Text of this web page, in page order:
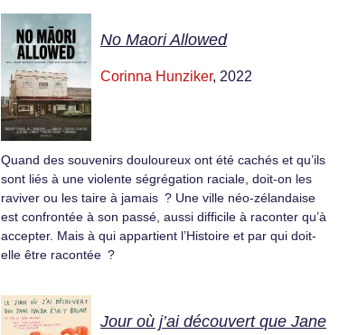
No Maori Allowed
Corinna Hunziker, 2022
Quand des souvenirs douloureux ont été cachés et qu’ils
sont liés à une violente ségrégation raciale, doit-on les
raviver ou les taire à jamais ? Une ville néo-zélandaise
est confrontée à son passé, aussi difficile à raconter qu’à
accepter. Mais à qui appartient l’Histoire et par qui doit-
elle être racontée ?
Jour où j’ai découvert que Jane